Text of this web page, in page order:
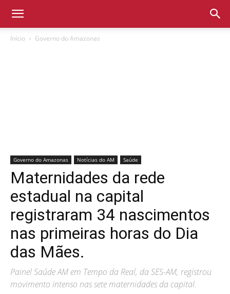
Início Governo do Amazonas
Governo do Amazonas Notícias do AM Saúde
Maternidades da rede
estadual na capital
registraram 34 nascimentos
nas primeiras horas do Dia
das Mães.
Painel Saúde AM em Tempo da Real, da SES-AM, registrou
movimento intenso nas sete maternidades da capital.